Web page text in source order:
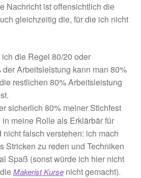
Nachricht ist offensichtlich die
gleichzeitig die, für die ich nicht
die Regel 80/20 oder
der Arbeitsleistung kann man 80%
restlichen 80% Arbeitsleistung
sicherlich 80% meiner Stichfest
meine Rolle als Erklärbär für
falsch verstehen: ich mach
Stricken zu reden und Techniken
Spaß (sonst würde ich hier nicht
Makerist Kursenicht gemacht).